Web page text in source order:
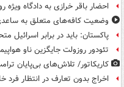
احضار باقر خرازی به دادگاه ویژه
وضعیت کافه‌های متعلق به
پاکستان: باید در برابر اسرائیل
تئودور روزولت جایگزین ناو
کاریکاتور/ تلاش‌های بی‌پایان
اخراج بدون تعارف در انتظار